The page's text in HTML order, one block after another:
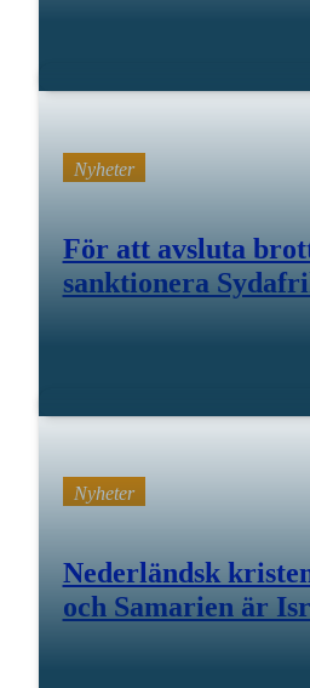
Nyheter
För att avsluta
sanktionera
Nyheter
Nederländsk
och Samarien är